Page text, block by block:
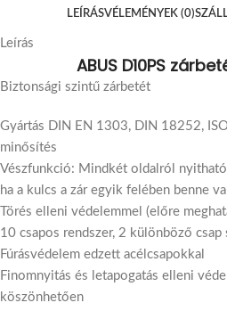
LEÍRÁSVÉLEMÉNYEK (0)
Leírás
ABUS D10PS
Biztonsági szintű zárbetét
Gyártás DIN EN 1303, DIN 18252,
minősítés
Vészfunkció: Mindkét oldalról
ha a kulcs a zár egyik felében benne
Törés elleni védelemmel (előre
10 csapos rendszer, 2 különböző csap
Fúrásvédelem edzett acélcsapokkal
Finomnyitás és letapogatás elleni
köszönhetően